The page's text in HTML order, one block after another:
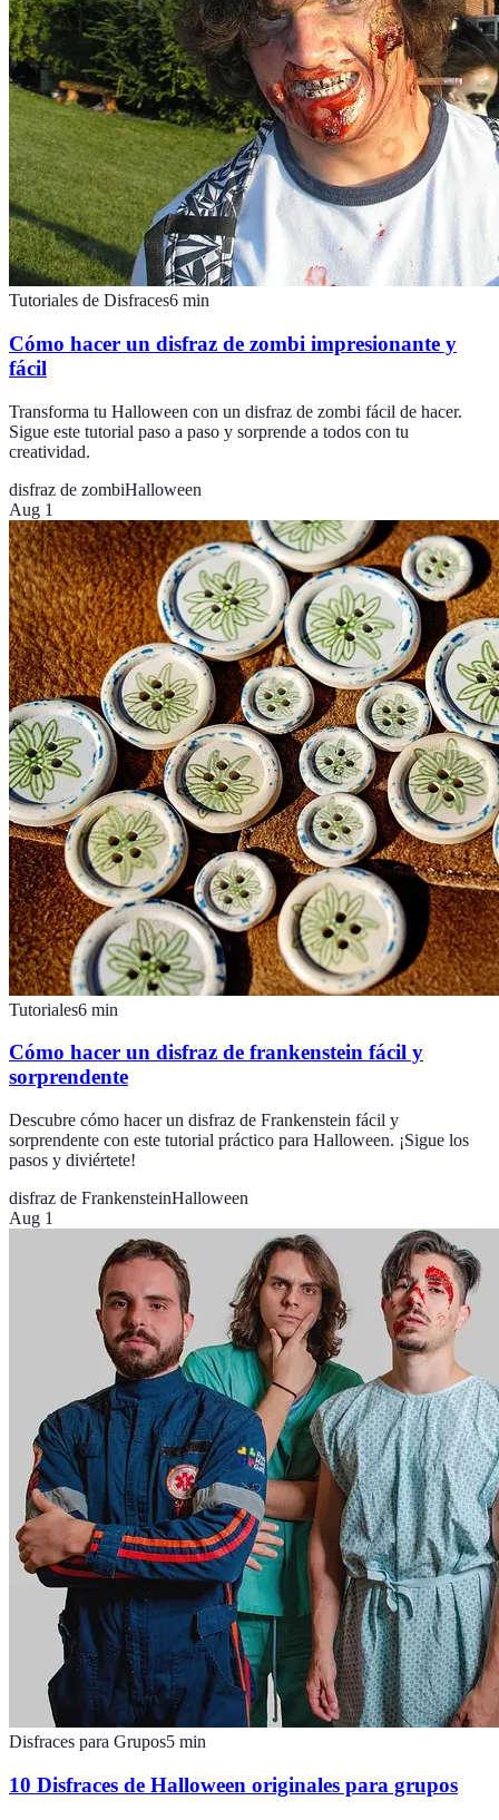
Tutoriales de Disfraces6 min
Cómo hacer un disfraz de zombi impresionante y
fácil
Transforma tu Halloween con un disfraz de zombi fácil de hacer.
Sigue este tutorial paso a paso y sorprende a todos con tu
creatividad.
disfraz de zombiHalloween
Aug 1
Tutoriales6 min
Cómo hacer un disfraz de frankenstein fácil y
sorprendente
Descubre cómo hacer un disfraz de Frankenstein fácil y
sorprendente con este tutorial práctico para Halloween. ¡Sigue los
pasos y diviértete!
disfraz de FrankensteinHalloween
Aug 1
Disfraces para Grupos5 min
10 Disfraces de Halloween originales para grupos